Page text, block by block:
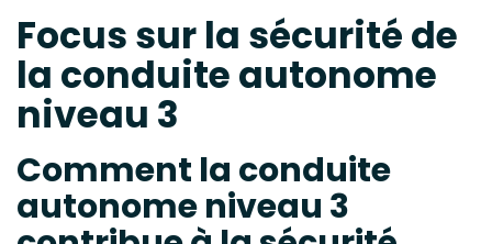
Focus sur la sécurité de
la conduite autonome
niveau 3
Comment la conduite
autonome niveau 3